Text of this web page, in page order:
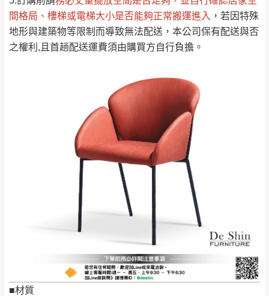
間格局、 樓梯或電梯大小是否能夠正常搬運進入 ，若因特殊
地形與建築物等限制而導致無法配送，本公司保有配送與否
之權利,且首趟配送運費須由購買方自行負擔。
■材質
免 運
費
＊A108產品另收運費
新竹
橫山、北埔鄉、尖
石鄉、寶山鄉山
區、新埔山區、芎
雙溪、貢寮、烏
來、平溪、九份、
石門、林口 下福
里、新店山區、三
峽山區、石碇、坪
林、福隆、淡水山
區、北投湖山路、
深坑山區
$ 9,000以上：免
運費
電話聯絡或E-Mail通知確認訂單。
（線上客服 LINE → @dershin）
下單前先詢問是否現貨，若未詢問下單後無
運送範圍：限定北至基隆，南至苗栗，偏遠
地區恕無法提供運送 (詳見運送規章)。
配送範圍：
苗栗至基隆；其它地區暫不開放，如因特殊
地型限制(山區、鄉、鎮、村)、樓梯太小、無
法搬運上樓等因素，導致無法配送，
保有出貨的權利。
保護物流人員的工作安全，賣家無提供吊掛
服務，若需以吊車或其他的吊掛方式吊運，
費用將由買方自行支付。
因大型傢俱有組裝、配送的問題，並非一般